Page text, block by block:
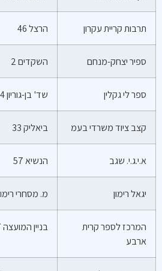
תרבות קריית עקרון הרצל 46
ספיר יצחק-מנחם השקדים 2
ספר לי גקלין שד' בן-גוריון 84
קצב ציוד משרדי בעמ ביאליק 33
א.י.ג.י. שגב הנשיא 57
יגאל רימון מ. מסחרי
המרכז לספר קרית
ארבע
בניין המועצה 7